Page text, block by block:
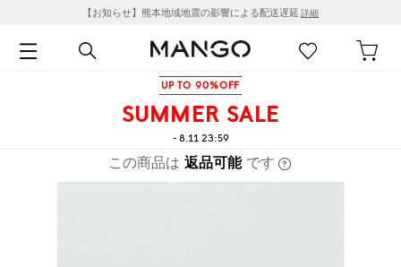
【お知らせ】熊本地域地震の影響による配送遅延 詳細
UP TO 90%OFF
SUMMER SALE
- 8.11 23:59
この商品は 返品可能 です